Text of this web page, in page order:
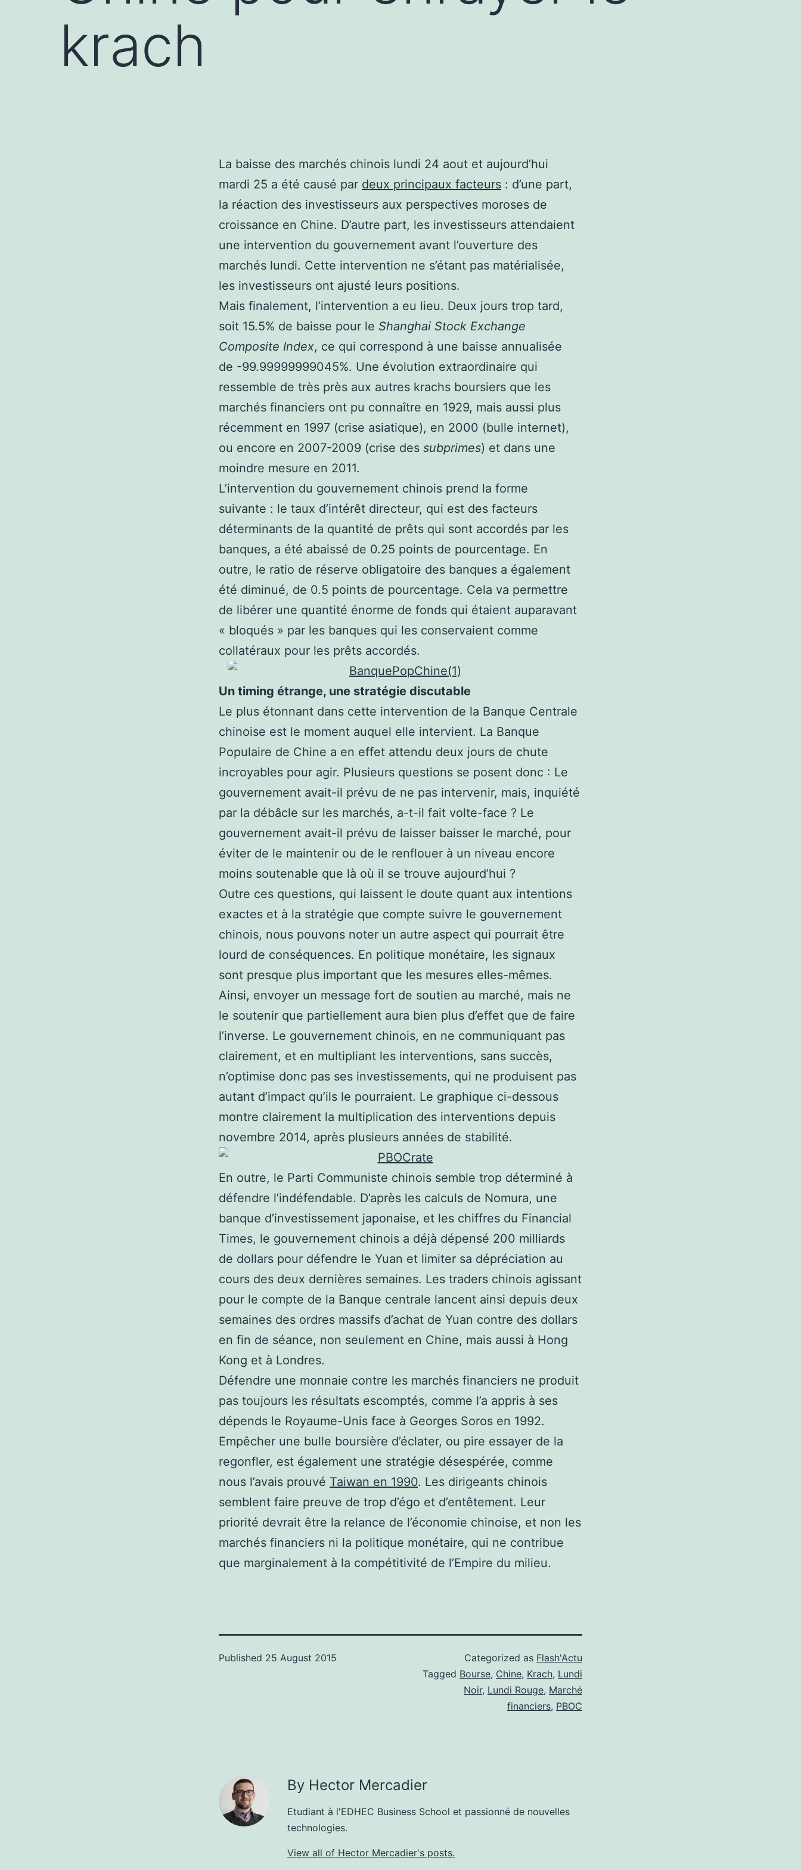
krach
La baisse des marchés chinois lundi 24 aout et aujourd’hui
mardi 25 a été causé par deux principaux facteurs : d’une part,
la réaction des investisseurs aux perspectives moroses de
croissance en Chine. D’autre part, les investisseurs attendaient
une intervention du gouvernement avant l’ouverture des
marchés lundi. Cette intervention ne s’étant pas matérialisée,
les investisseurs ont ajusté leurs positions.
Mais finalement, l’intervention a eu lieu. Deux jours trop tard,
soit 15.5% de baisse pour le Shanghai Stock Exchange
Composite Index, ce qui correspond à une baisse annualisée
de -99.99999999045%. Une évolution extraordinaire qui
ressemble de très près aux autres krachs boursiers que les
marchés financiers ont pu connaître en 1929, mais aussi plus
récemment en 1997 (crise asiatique), en 2000 (bulle internet),
ou encore en 2007-2009 (crise des subprimes) et dans une
moindre mesure en 2011.
L’intervention du gouvernement chinois prend la forme
suivante : le taux d’intérêt directeur, qui est des facteurs
déterminants de la quantité de prêts qui sont accordés par les
banques, a été abaissé de 0.25 points de pourcentage. En
outre, le ratio de réserve obligatoire des banques a également
été diminué, de 0.5 points de pourcentage. Cela va permettre
de libérer une quantité énorme de fonds qui étaient auparavant
« bloqués » par les banques qui les conservaient comme
collatéraux pour les prêts accordés.
Un timing étrange, une stratégie discutable
Le plus étonnant dans cette intervention de la Banque Centrale
chinoise est le moment auquel elle intervient. La Banque
Populaire de Chine a en effet attendu deux jours de chute
incroyables pour agir. Plusieurs questions se posent donc : Le
gouvernement avait-il prévu de ne pas intervenir, mais, inquiété
par la débâcle sur les marchés, a-t-il fait volte-face ? Le
gouvernement avait-il prévu de laisser baisser le marché, pour
éviter de le maintenir ou de le renflouer à un niveau encore
moins soutenable que là où il se trouve aujourd’hui ?
Outre ces questions, qui laissent le doute quant aux intentions
exactes et à la stratégie que compte suivre le gouvernement
chinois, nous pouvons noter un autre aspect qui pourrait être
lourd de conséquences. En politique monétaire, les signaux
sont presque plus important que les mesures elles-mêmes.
Ainsi, envoyer un message fort de soutien au marché, mais ne
le soutenir que partiellement aura bien plus d’effet que de faire
l’inverse. Le gouvernement chinois, en ne communiquant pas
clairement, et en multipliant les interventions, sans succès,
n’optimise donc pas ses investissements, qui ne produisent pas
autant d’impact qu’ils le pourraient. Le graphique ci-dessous
montre clairement la multiplication des interventions depuis
novembre 2014, après plusieurs années de stabilité.
En outre, le Parti Communiste chinois semble trop déterminé à
défendre l’indéfendable. D’après les calculs de Nomura, une
banque d’investissement japonaise, et les chiffres du Financial
Times, le gouvernement chinois a déjà dépensé 200 milliards
de dollars pour défendre le Yuan et limiter sa dépréciation au
cours des deux dernières semaines. Les traders chinois agissant
pour le compte de la Banque centrale lancent ainsi depuis deux
semaines des ordres massifs d’achat de Yuan contre des dollars
en fin de séance, non seulement en Chine, mais aussi à Hong
Kong et à Londres.
Défendre une monnaie contre les marchés financiers ne produit
pas toujours les résultats escomptés, comme l’a appris à ses
dépends le Royaume-Unis face à Georges Soros en 1992.
Empêcher une bulle boursière d’éclater, ou pire essayer de la
regonfler, est également une stratégie désespérée, comme
nous l’avais prouvé Taiwan en 1990. Les dirigeants chinois
semblent faire preuve de trop d’égo et d’entêtement. Leur
priorité devrait être la relance de l’économie chinoise, et non les
marchés financiers ni la politique monétaire, qui ne contribue
que marginalement à la compétitivité de l’Empire du milieu.
Published 25 August 2015 Categorized as Flash'Actu
Tagged Bourse, Chine, Krach, Lundi
Noir, Lundi Rouge, Marché
financiers, PBOC
By Hector Mercadier
Etudiant à l'EDHEC Business School et passionné de nouvelles
technologies.
View all of Hector Mercadier's posts.